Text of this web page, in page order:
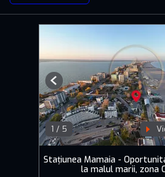
1 / 5
Previous
Stațiunea Mamaia -
la malul marii, zona